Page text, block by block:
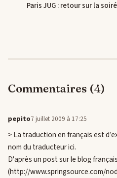
Paris JUG : retour sur la
Commentaires (4)
pepito7 juillet 2009 à 17:25
> La traduction en français est
nom du traducteur ici.
D'après un post sur le blog
(http://www.springsource.com/